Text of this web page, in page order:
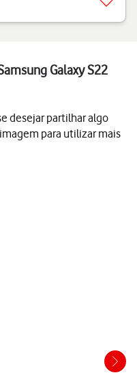
Galaxy S22
desejar partilhar algo
para utilizar mais